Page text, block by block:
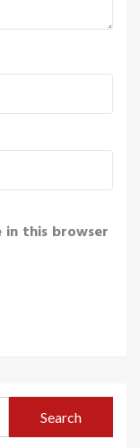
in this browser